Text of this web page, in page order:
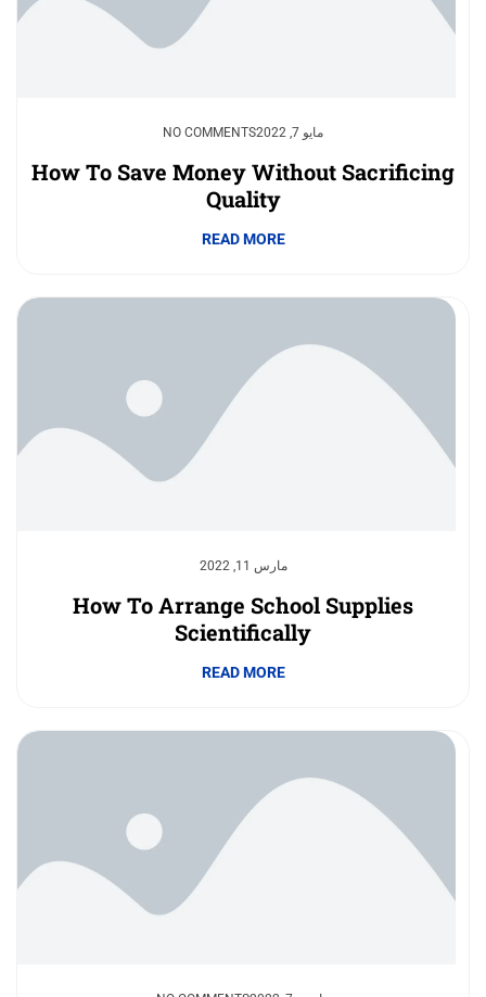
مايو 7, 2022 NO COMMENTS
How To Save Money Without Sacrificing
Quality
READ MORE
مارس 11, 2022
How To Arrange School Supplies
Scientifically
READ MORE